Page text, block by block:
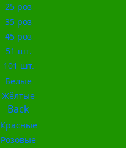
25 роз
35 роз
45 роз
51 шт.
101 шт.
Белые
Жёлтые
Back
Красные
Розовые